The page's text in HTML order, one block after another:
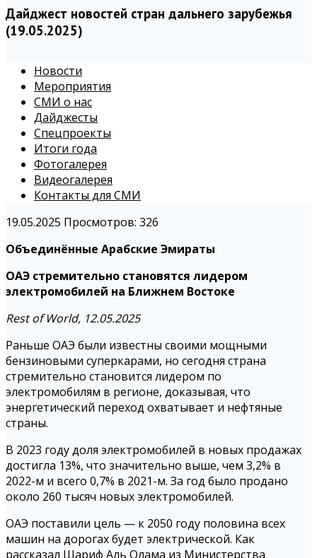
Дайджест новостей стран дальнего зарубежья
(19.05.2025)
Новости
Мероприятия
СМИ о нас
Дайджесты
Спецпроекты
Итоги года
Фотогалерея
Видеогалерея
Контакты для СМИ
19.05.2025 Просмотров: 326
Объединённые Арабские Эмираты
ОАЭ стремительно становятся лидером
электромобилей на Ближнем Востоке
Rest of World, 12.05.2025
Раньше ОАЭ были известны своими мощными
бензиновыми суперкарами, но сегодня страна
стремительно становится лидером по
электромобилям в регионе, доказывая, что
энергетический переход охватывает и нефтяные
страны.
В 2023 году доля электромобилей в новых продажах
достигла 13%, что значительно выше, чем 3,2% в
2022-м и всего 0,7% в 2021-м. За год было продано
около 260 тысяч новых электромобилей.
ОАЭ поставили цель — к 2050 году половина всех
машин на дорогах будет электрической. Как
рассказал Шариф Аль Олама из Министерства